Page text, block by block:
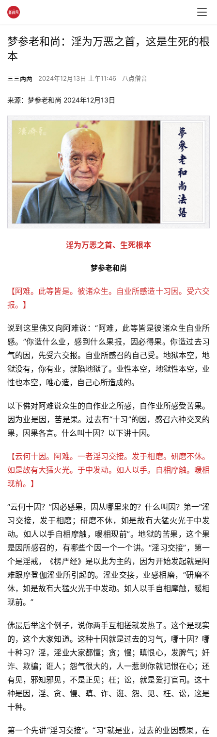
梦参老和尚：淫为万恶之首，这是生死的根
本
三三两两 2024年12月13日 上午11:46 八点僧音
来源：梦参老和尚 2024年12月13日
淫为万恶之首、生死根本
梦参老和尚
【阿难。此等皆是。彼诸众生。自业所感造十习因。受六交
报。】
说到这里佛又向阿难说：“阿难，此等皆是彼诸众生自业所
感。”你造什么业，感到什么果报，因必得果。你造过去习
气的因，先受六交报。自业所感召的自己受。地狱本空，地
狱没有，你有业，就陷地狱了。业性本空，地狱性本空，业
性也本空，唯心造，自己心所造成的。
以下佛对阿难说众生的自作业之所感，自作业所感受苦果。
因为业是因，苦是果。过去有“十习”的因，感召六种交叉的
果，因果各言。什么叫十因？以下讲十因。
【云何十因。阿难。一者淫习交接。发于相磨。研磨不休。
如是故有大猛火光。于中发动。如人以手。自相摩触。暖相
现前。】
“云何十因？”因必感果，因从哪里来的？什么叫因？第一“淫
习交接，发于相磨；研磨不休，如是故有大猛火光于中发
动。如人以手自相摩触，暖相现前”。地狱的苦果，这个果
是因所感召的，有哪些个因一个一个讲。“淫习交接”，第一
个是淫戒，《楞严经》是以此为主的，因为开始发起就是阿
难跟摩登伽淫业所引起的。淫业交接，业感相磨，“研磨不
休，如是故有大猛火光于中发动。如人以手自相摩触，暖相
现前。”
佛最后举这个例子，说你两手互相搓就发热了。这个是现实
的，这个大家知道。这种十因就是过去的习气，哪十因？哪
十种习？淫，淫业大家都懂；贪；慢；瞋恨心，发脾气；奸
诈、欺骗；诳人；怨气很大的，人一惹到你就记恨在心；还
有见，邪知邪见，不是正见；枉；讼，就是爱打官司。这十
种是因，淫、贪、慢、瞋、诈、诳、怨、见、枉、讼，这是
十种。
第一个先讲“淫习交接”。“习”就是业，过去的业因感果，在